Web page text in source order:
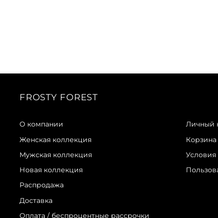
FROSTY FOREST
О компании
Женская коллекция
Мужская коллекция
Новая коллекция
Распродажа
Доставка
Оплата / беспроцентные рассрочки
Личный
Корзина